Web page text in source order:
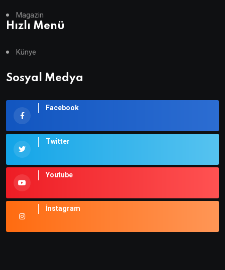
Magazin
Hızlı Menü
Künye
Sosyal Medya
Facebook
Twitter
Youtube
İnstagram